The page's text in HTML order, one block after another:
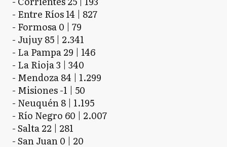
- Entre Ríos 14 | 827
- Formosa 0 | 79
- Jujuy 85 | 2.341
- La Pampa 29 | 146
- La Rioja 3 | 340
- Mendoza 84 | 1.299
- Misiones -1 | 50
- Neuquén 8 | 1.195
- Río Negro 60 | 2.007
- Salta 22 | 281
- San Juan 0 | 20